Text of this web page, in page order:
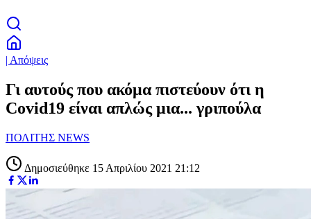
| Απόψεις
Γι αυτούς που ακόμα πιστεύουν ότι η
Covid19 είναι απλώς μια... γριπούλα
ΠΟΛΙΤΗΣ NEWS
Δημοσιεύθηκε 15 Απριλίου 2021 21:12